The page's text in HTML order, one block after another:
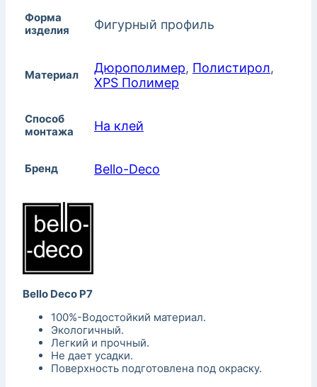
Форма
изделия
Фигурный профиль
Материал Дюрополимер, Полистирол,
XPS Полимер
Способ
монтажа
На клей
Бренд Bello-Decо
Bello Deco P7
100%-Водостойкий материал.
Экологичный.
Легкий и прочный.
Не дает усадки.
Поверхность подготовлена под окраску.